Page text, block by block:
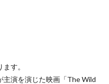
す。
主演を演じた映画「The Wild